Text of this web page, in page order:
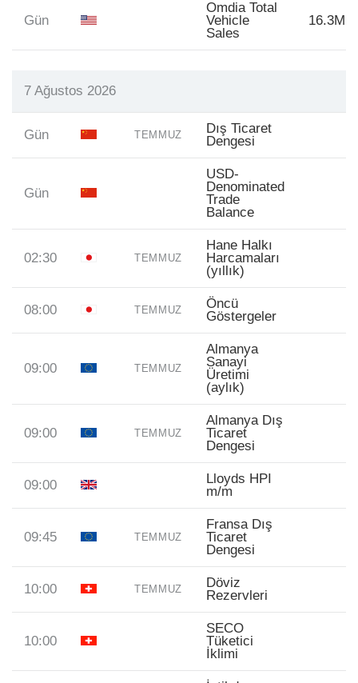
Gün
Omdia Total
Vehicle
Sales
16.3M
7 Ağustos 2026
Gün TEMMUZ
Dış Ticaret
Dengesi
Gün
USD-
Denominated
Trade
Balance
02:30 TEMMUZ
Hane Halkı
Harcamaları
(yıllık)
08:00 TEMMUZ
Öncü
Göstergeler
09:00 TEMMUZ
Almanya
Sanayi
Üretimi
(aylık)
09:00 TEMMUZ
Almanya Dış
Ticaret
Dengesi
09:00
Lloyds HPI
m/m
09:45 TEMMUZ
Fransa Dış
Ticaret
Dengesi
10:00 TEMMUZ
Döviz
Rezervleri
10:00
SECO
Tüketici
İklimi